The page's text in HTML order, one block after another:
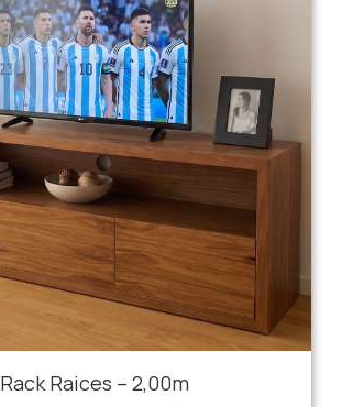
Rack Raices – 2,00m
e e e e e e